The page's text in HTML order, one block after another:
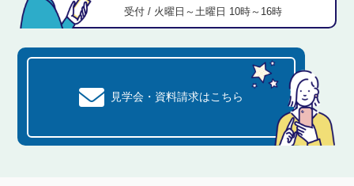
受付 / 火曜日～土曜日 10時～16時
見学会・資料請求はこちら